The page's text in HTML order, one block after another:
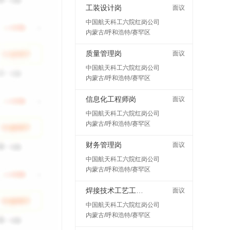
工装设计岗
面议
中国航天科工六院红岗公司
内蒙古/呼和浩特/赛罕区
质量管理岗
面议
中国航天科工六院红岗公司
内蒙古/呼和浩特/赛罕区
信息化工程师岗
面议
中国航天科工六院红岗公司
内蒙古/呼和浩特/赛罕区
财务管理岗
面议
中国航天科工六院红岗公司
内蒙古/呼和浩特/赛罕区
面议
中国航天科工六院红岗公司
内蒙古/呼和浩特/赛罕区